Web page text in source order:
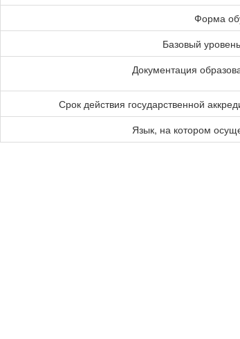
Форма
Базовый
Документация
Срок действия государственной
Язык, на котором